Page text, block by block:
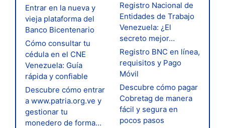
Entrar en la nueva y
vieja plataforma del
Banco Bicentenario
Cómo consultar tu
cédula en el CNE
Venezuela: Guía
rápida y confiable
Descubre cómo entrar
a www.patria.org.ve y
gestionar tu
monedero de forma…
Registro Nacional de
Entidades de Trabajo
Venezuela: ¿El
secreto mejor…
Registro BNC en línea,
requisitos y Pago
Móvil
Descubre cómo pagar
Cobretag de manera
fácil y segura en
pocos pasos